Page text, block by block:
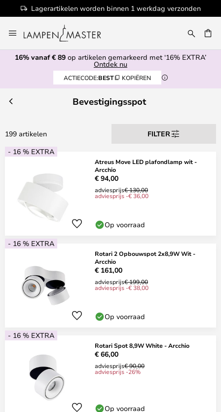
verzonden 100+ designermerken
naar
de
inhoud
16% vanaf € 89 op artikelen gemarkeerd met ‘16% EXTRA’
Ontdek nu
ACTIECODE:BEST KOPIËREN
Bevestigingsspot
199 artikelen
FILTER
- 16 % EXTRA
Atreus Move LED plafondlamp wit -
Arcchio
€ 94,00
adviesprijs€ 130,00
adviesprijs -€ 36,00
Op voorraad
- 16 % EXTRA
Rotari 2 Opbouwspot 2x8,9W Wit -
Arcchio
€ 161,00
adviesprijs€ 199,00
adviesprijs -€ 38,00
Op voorraad
- 16 % EXTRA
Rotari Spot 8,9W White - Arcchio
€ 66,00
adviesprijs€ 90,00
adviesprijs -26%
Op voorraad